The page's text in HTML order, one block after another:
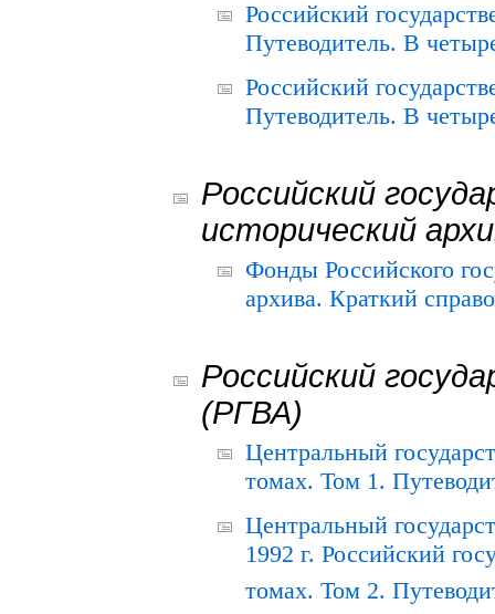
Российский
Путеводитель. В
Российский
Путеводитель. В
Российский
исторический
Фонды Российского
архива. Краткий
Российский
(РГВА)
Центральный
томах. Том 1.
Центральный
1992 г. Российский
томах. Том 2.